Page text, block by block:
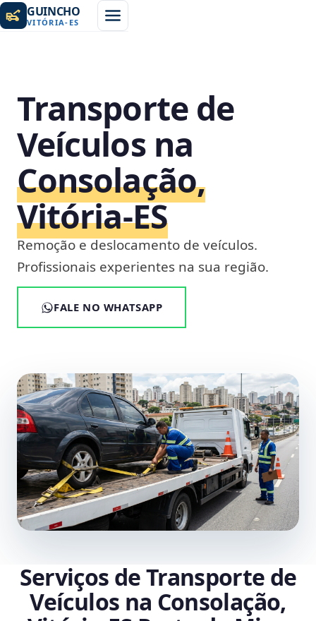
GUINCHO
VITÓRIA- ES
Transporte de
Veículos na
Consolação,
Vitória‑ES
Remoção e deslocamento de veículos.
Profissionais experientes na sua região.
FALE NO WHATSAPP
Serviços de Transporte de
Veículos na Consolação,